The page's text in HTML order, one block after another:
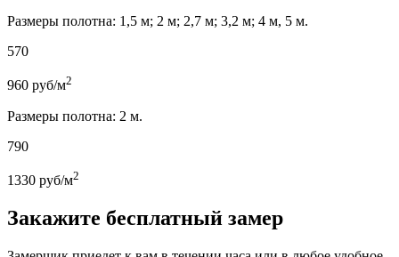
Размеры полотна: 1,5 м; 2 м; 2,7 м; 3,2 м; 4 м, 5 м.
570
960 руб/м2
Размеры полотна: 2 м.
790
1330 руб/м2
Закажите бесплатный замер